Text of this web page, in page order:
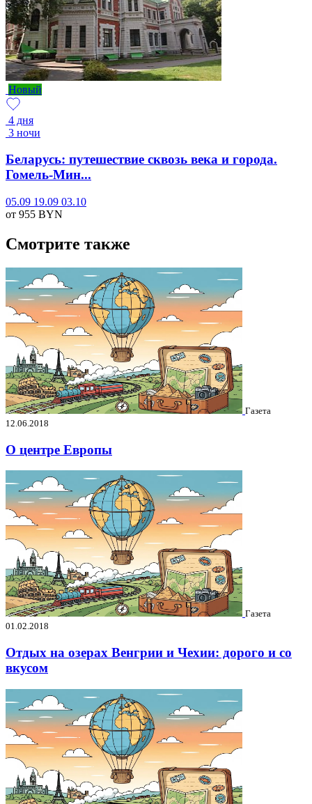
Новый
4 дня
3 ночи
Беларусь: путешествие сквозь века и города.
Гомель-Мин...
05.09 19.09 03.10
от 955 BYN
Смотрите также
Газета
12.06.2018
О центре Европы
Газета
01.02.2018
Отдых на озерах Венгрии и Чехии: дорого и со
вкусом